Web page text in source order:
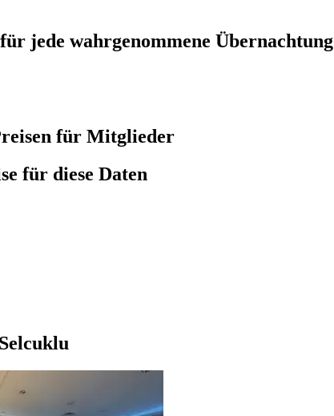
jede wahrgenommene Übernachtung
für Mitglieder
für diese Daten